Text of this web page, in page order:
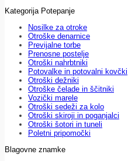
Kategorija Potepanje
Nosilke za otroke
Otroške denarnice
Previjalne torbe
Prenosne postelje
Otroški nahrbtniki
Potovalke in potovalni kovčki
Otroški dežniki
Otroške čelade in ščitniki
Vozički marele
Otroški sedeži za kolo
Otroški skiroji in poganjalci
Otroški šotori in tuneli
Poletni pripomočki
Blagovne znamke